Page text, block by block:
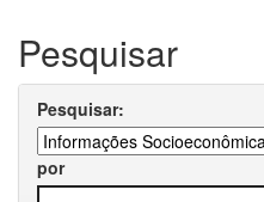
Pesquisar
Pesquisar:
por